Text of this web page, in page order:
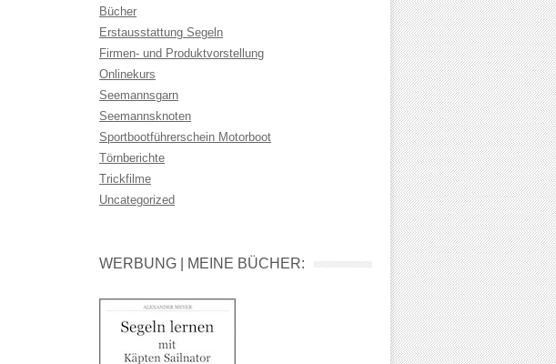
Bücher
Erstausstattung Segeln
Firmen- und Produktvorstellung
Onlinekurs
Seemannsgarn
Seemannsknoten
Sportbootführerschein Motorboot
Törnberichte
Trickfilme
Uncategorized
WERBUNG | MEINE BÜCHER: